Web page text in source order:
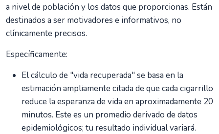
a nivel de población y los datos que proporcionas. Están
destinados a ser motivadores e informativos, no
clínicamente precisos.
Específicamente:
El cálculo de "vida recuperada" se basa en la
estimación ampliamente citada de que cada cigarrillo
reduce la esperanza de vida en aproximadamente 20
minutos. Este es un promedio derivado de datos
epidemiológicos; tu resultado individual variará.